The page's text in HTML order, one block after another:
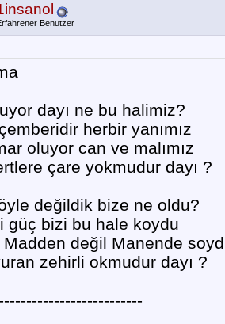
Benutzer
dayı ne bu halimiz?
herbir yanımız
oluyor can ve malımız
çare yokmudur dayı ?
değildik bize ne oldu?
güç bizi bu hale koydu
Madden değil Manende
zehirli okmudur dayı ?